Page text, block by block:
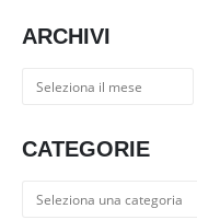
ARCHIVI
Archivi
CATEGORIE
Categorie